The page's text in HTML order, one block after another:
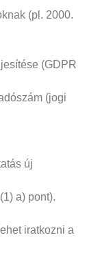
(pl. 2000.
(GDPR
(jogi
új
a) pont).
iratkozni a